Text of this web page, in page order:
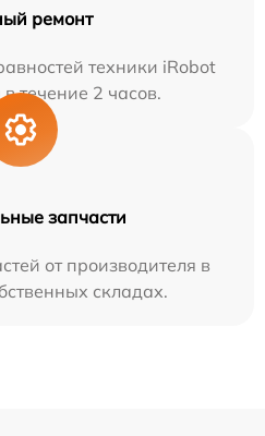
ремонт
техники iRobot
течение 2 часов.
запчасти
от производителя в
складах.